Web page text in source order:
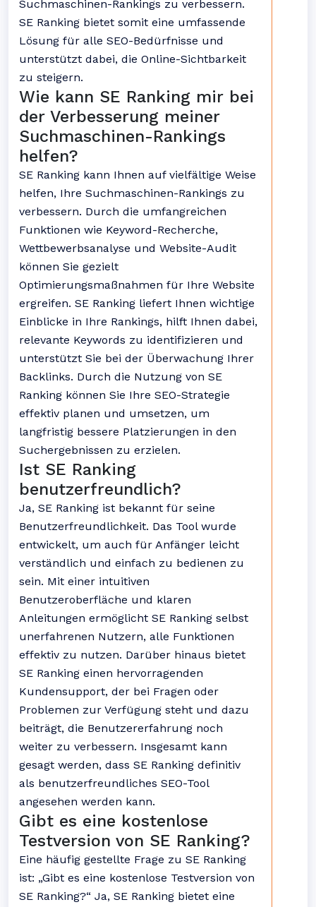
Suchmaschinen-Rankings zu verbessern.
SE Ranking bietet somit eine umfassende
Lösung für alle SEO-Bedürfnisse und
unterstützt dabei, die Online-Sichtbarkeit
zu steigern.
Wie kann SE Ranking mir bei
der Verbesserung meiner
Suchmaschinen-Rankings
helfen?
SE Ranking kann Ihnen auf vielfältige Weise
helfen, Ihre Suchmaschinen-Rankings zu
verbessern. Durch die umfangreichen
Funktionen wie Keyword-Recherche,
Wettbewerbsanalyse und Website-Audit
können Sie gezielt
Optimierungsmaßnahmen für Ihre Website
ergreifen. SE Ranking liefert Ihnen wichtige
Einblicke in Ihre Rankings, hilft Ihnen dabei,
relevante Keywords zu identifizieren und
unterstützt Sie bei der Überwachung Ihrer
Backlinks. Durch die Nutzung von SE
Ranking können Sie Ihre SEO-Strategie
effektiv planen und umsetzen, um
langfristig bessere Platzierungen in den
Suchergebnissen zu erzielen.
Ist SE Ranking
benutzerfreundlich?
Ja, SE Ranking ist bekannt für seine
Benutzerfreundlichkeit. Das Tool wurde
entwickelt, um auch für Anfänger leicht
verständlich und einfach zu bedienen zu
sein. Mit einer intuitiven
Benutzeroberfläche und klaren
Anleitungen ermöglicht SE Ranking selbst
unerfahrenen Nutzern, alle Funktionen
effektiv zu nutzen. Darüber hinaus bietet
SE Ranking einen hervorragenden
Kundensupport, der bei Fragen oder
Problemen zur Verfügung steht und dazu
beiträgt, die Benutzererfahrung noch
weiter zu verbessern. Insgesamt kann
gesagt werden, dass SE Ranking definitiv
als benutzerfreundliches SEO-Tool
angesehen werden kann.
Gibt es eine kostenlose
Testversion von SE Ranking?
Eine häufig gestellte Frage zu SE Ranking
ist: „Gibt es eine kostenlose Testversion von
SE Ranking?“ Ja, SE Ranking bietet eine